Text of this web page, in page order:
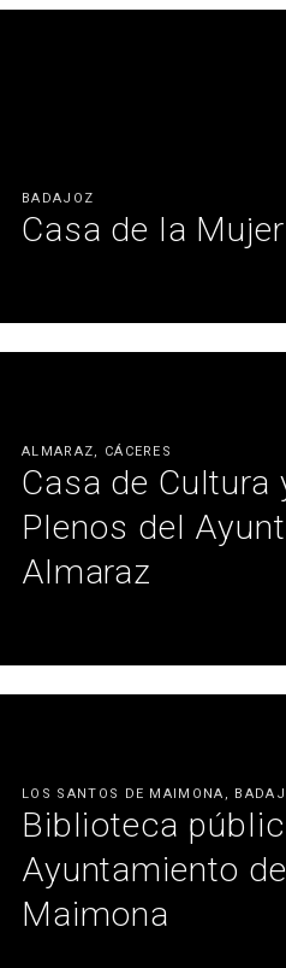
BADAJOZ
Casa de la
ALMARAZ, CÁCERES
Casa de Cultura
Plenos del
Almaraz
LOS SANTOS DE MAIMONA,
Biblioteca
Ayuntamiento
Maimona